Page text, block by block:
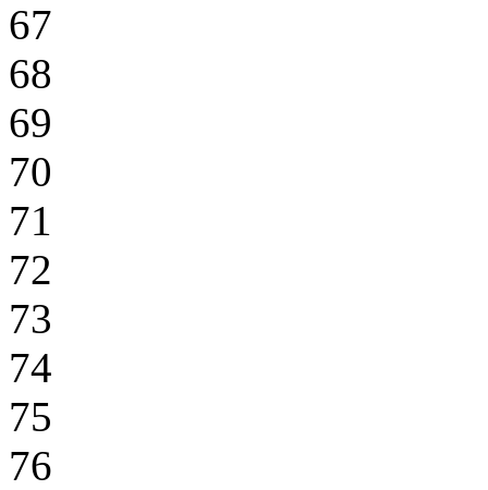
67
68
69
70
71
72
73
74
75
76